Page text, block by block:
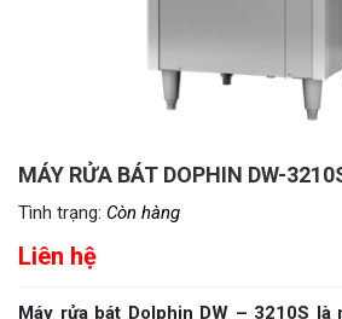
MÁY RỬA BÁT DOPHIN DW-
Tình trạng: Còn hàng
Liên hệ
Máy rửa bát Dolphin DW – 3210S là